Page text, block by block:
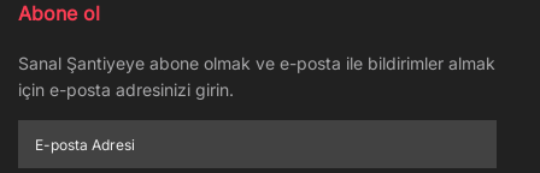
Abone ol
Sanal Şantiyeye abone olmak ve e-posta ile bildirimler almak
için e-posta adresinizi girin.
posta